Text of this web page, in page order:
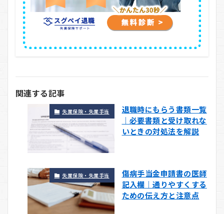
関連する記事
失業保険・失業手当
退職時にもらう書類一覧
｜必要書類と受け取れな
いときの対処法を解説
失業保険・失業手当
傷病手当金申請書の医師
記入欄｜通りやすくする
ための伝え方と注意点